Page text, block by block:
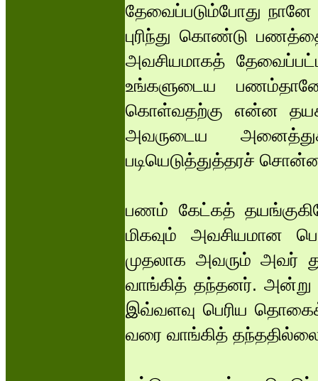
தேவைப்படும்போது
புரிந்து கொண்டு
அவசியமாகத்
உங்களுடைய
கொள்வதற்கு என்ன
அவருடைய
படியெடுத்துத்தரச்
பணம் கேட்கத்
மிகவும் அவசியமான
முதலாக அவரும் அவர்
வாங்கித் தந்தனர்.
இவ்வளவு பெரிய
வரை வாங்கித்